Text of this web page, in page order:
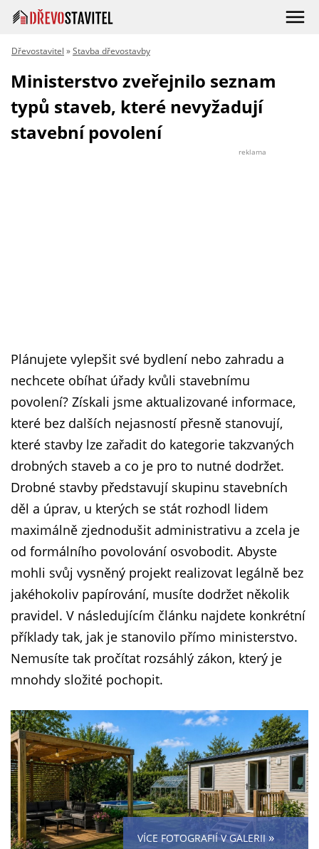
Dřevostavitel »Stavba dřevostavby
Ministerstvo zveřejnilo seznam
typů staveb, které nevyžadují
stavební povolení
reklama
Plánujete vylepšit své bydlení nebo zahradu a
nechcete obíhat úřady kvůli stavebnímu
povolení? Získali jsme aktualizované informace,
které bez dalších nejasností přesně stanovují,
které stavby lze zařadit do kategorie takzvaných
drobných staveb a co je pro to nutné dodržet.
Drobné stavby představují skupinu stavebních
děl a úprav, u kterých se stát rozhodl lidem
maximálně zjednodušit administrativu a zcela je
od formálního povolování osvobodit. Abyste
mohli svůj vysněný projekt realizovat legálně bez
jakéhokoliv papírování, musíte dodržet několik
pravidel. V následujícím článku najdete konkrétní
příklady tak, jak je stanovilo přímo ministerstvo.
Nemusíte tak pročítat rozsáhlý zákon, který je
mnohdy složité pochopit.
VÍCE FOTOGRAFIÍ V GALERII»